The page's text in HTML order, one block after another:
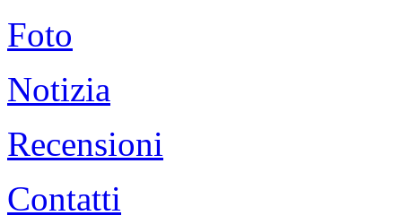
Foto
Notizia
Recensioni
Contatti